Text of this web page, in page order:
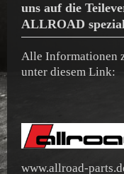
uns auf die
ALLROAD
Alle Informationen
unter diesem Link:
www.allroad-